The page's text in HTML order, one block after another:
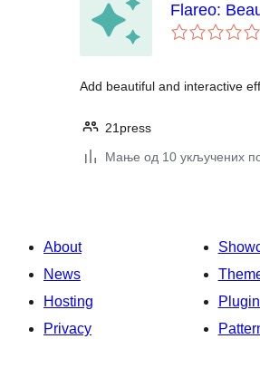
Flareo:
Add beautiful and interactive
21press
Мање од 10 укључених
About
News
Hosting
Privacy